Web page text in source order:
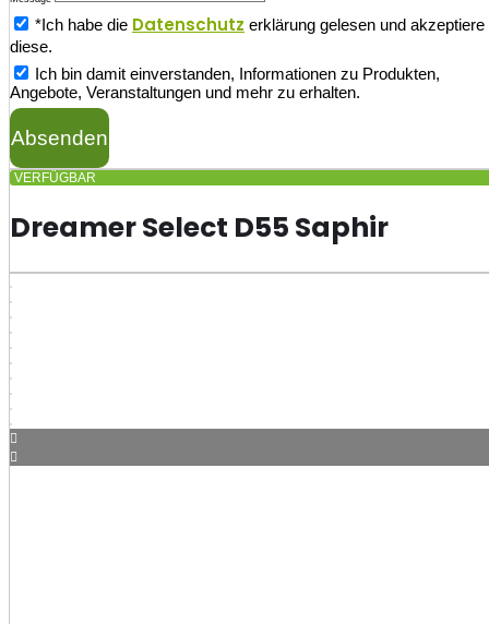
*Ich habe die Datenschutz erklärung gelesen und akzeptiere
diese.
Ich bin damit einverstanden, Informationen zu Produkten,
Angebote, Veranstaltungen und mehr zu erhalten.
Absenden
VERFÜGBAR
Dreamer Select D55 Saphir